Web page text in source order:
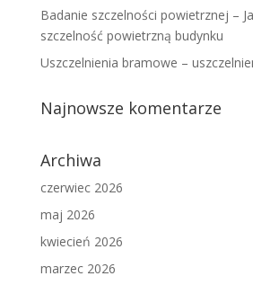
Badanie szczelności powietrznej –
szczelność powietrzną budynku
Uszczelnienia bramowe –
Najnowsze komentarze
Archiwa
czerwiec 2026
maj 2026
kwiecień 2026
marzec 2026